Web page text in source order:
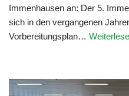
Immenhausen an: Der 5.
sich in den vergangenen
Vorbereitungsplan…